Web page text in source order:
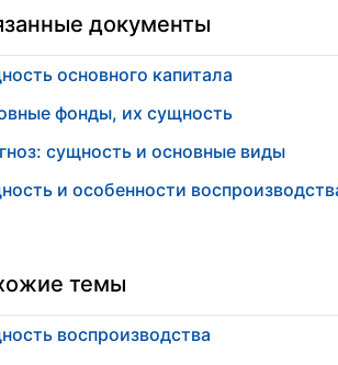
документы
основного капитала
фонды, их сущность
сущность и основные виды
и особенности
темы
воспроизводства